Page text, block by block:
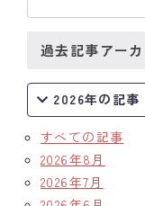
歴代会長・幹事
記念誌
案内
例会場・事務局の
リンク集
過去記事アー
2026年の記事
すべての記事
2026年8月
2026年7月